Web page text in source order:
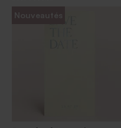
Nouveautés